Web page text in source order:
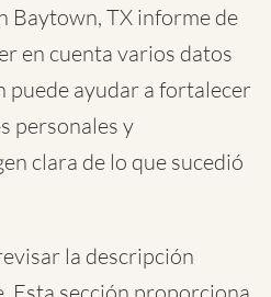
Baytown, TX informe de
en cuenta varios datos
puede ayudar a fortalecer
personales y
clara de lo que sucedió
la descripción